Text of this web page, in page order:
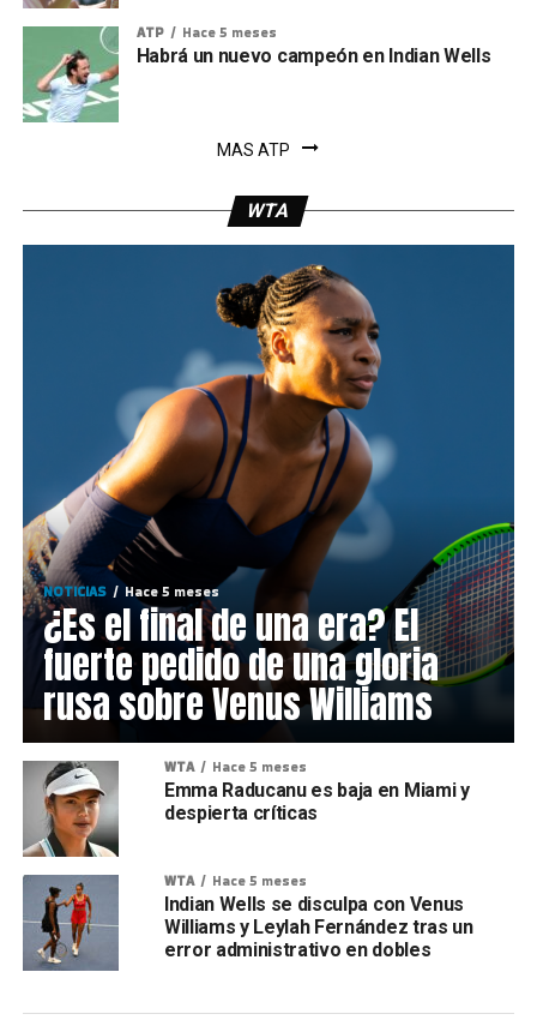
ATP Hace 5 meses
Habrá un nuevo campeón en Indian Wells
MAS ATP
WTA
NOTICIAS Hace 5 meses
¿Es el final de una era? El
fuerte pedido de una gloria
rusa sobre Venus Williams
WTA Hace 5 meses
Emma Raducanu es baja en Miami y
despierta críticas
WTA Hace 5 meses
Indian Wells se disculpa con Venus
Williams y Leylah Fernández tras un
error administrativo en dobles